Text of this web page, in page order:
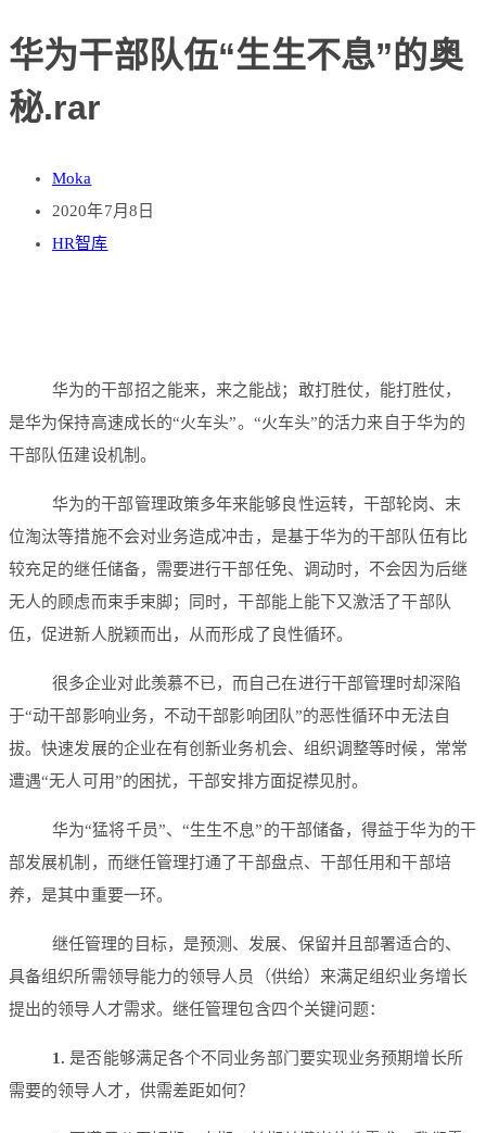
华为干部队伍“生生不息”的奥
秘.rar
Moka
2020年7月8日
HR智库
华为的干部招之能来，来之能战；敢打胜仗，能打胜仗，
是华为保持高速成长的“火车头”。“火车头”的活力来自于华为的
干部队伍建设机制。
华为的干部管理政策多年来能够良性运转，干部轮岗、末
位淘汰等措施不会对业务造成冲击，是基于华为的干部队伍有比
较充足的继任储备，需要进行干部任免、调动时，不会因为后继
无人的顾虑而束手束脚；同时，干部能上能下又激活了干部队
伍，促进新人脱颖而出，从而形成了良性循环。
很多企业对此羡慕不已，而自己在进行干部管理时却深陷
于“动干部影响业务，不动干部影响团队”的恶性循环中无法自
拔。快速发展的企业在有创新业务机会、组织调整等时候，常常
遭遇“无人可用”的困扰，干部安排方面捉襟见肘。
华为“猛将千员”、“生生不息”的干部储备，得益于华为的干
部发展机制，而继任管理打通了干部盘点、干部任用和干部培
养，是其中重要一环。
继任管理的目标，是预测、发展、保留并且部署适合的、
具备组织所需领导能力的领导人员（供给）来满足组织业务增长
提出的领导人才需求。继任管理包含四个关键问题：
1. 是否能够满足各个不同业务部门要实现业务预期增长所
需要的领导人才，供需差距如何？